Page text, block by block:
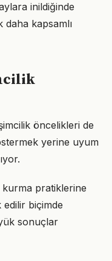
inildiğinde
kapsamlı
öncelikleri de
yerine uyum
pratiklerine
biçimde
sonuçlar